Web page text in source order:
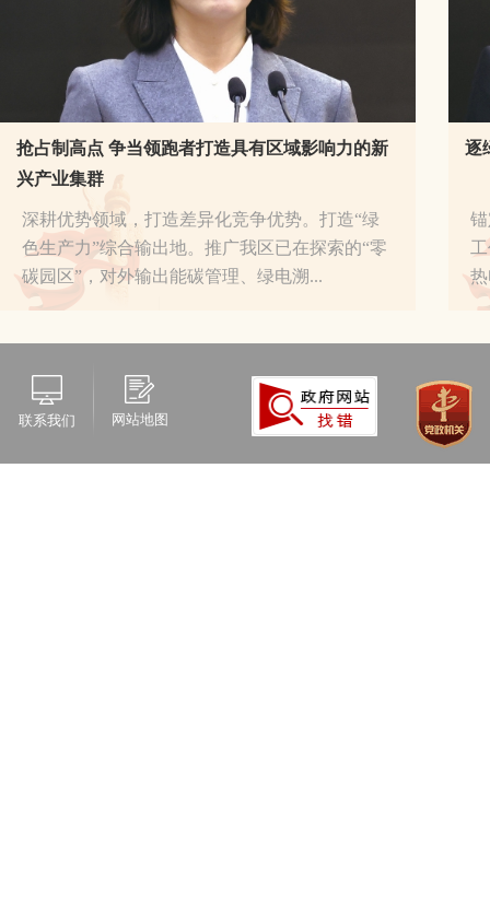
抢占制高点 争当领跑者打造具有区域影响力的新
兴产业集群
深耕优势领域，打造差异化竞争优势。打造“绿
色生产力”综合输出地。推广我区已在探索的“零
碳园区”，对外输出能碳管理、绿电溯...
[详细]
逐
联系我们 网站地图